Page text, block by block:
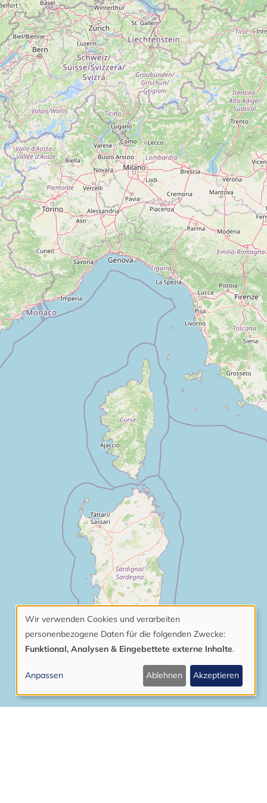
Verwendung
von
personenbezogenen
und
Wir verwenden Cookies und verarbeiten
personenbezogene Daten für die folgenden Zwecke:
Funktional, Analysen & Eingebettete externe Inhalte.
Anpassen Ablehnen Akzeptieren